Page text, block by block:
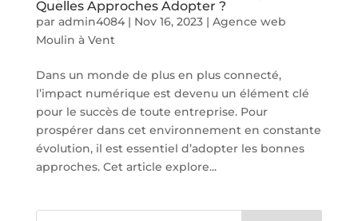
Quelles Approches Adopter ?
par admin4084| Nov 16, 2023| Agence web
Moulin à Vent
Dans un monde de plus en plus connecté,
l’impact numérique est devenu un élément clé
pour le succès de toute entreprise. Pour
prospérer dans cet environnement en constante
évolution, il est essentiel d’adopter les bonnes
approches. Cet article explore...